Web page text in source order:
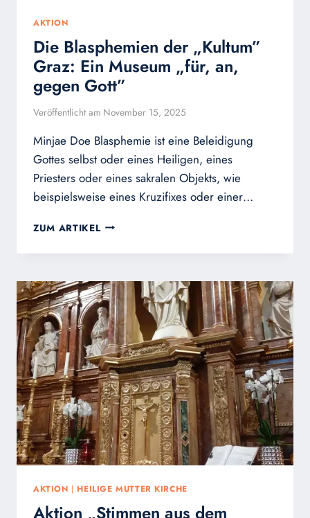
AKTION
Die Blasphemien der „Kultum”
Graz: Ein Museum „für, an,
gegen Gott”
Veröffentlicht am November 15, 2025
Minjae Doe Blasphemie ist eine Beleidigung
Gottes selbst oder eines Heiligen, eines
Priesters oder eines sakralen Objekts, wie
beispielsweise eines Kruzifixes oder einer…
ZUM ARTIKEL DIE
DER
GRAZ:
EIN
MUSEUM
„FÜR,
AN,
GEGEN
GOTT”
AKTION | HEILIGE MUTTER KIRCHE
Aktion „Stimmen aus dem